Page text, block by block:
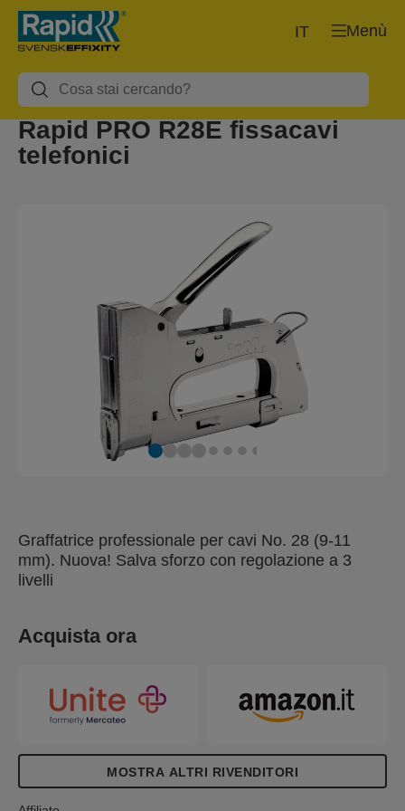
Menù
IT
Rapid PRO R28E fissacavi
telefonici
Graffatrice professionale per cavi No. 28 (9-11
mm). Nuova! Salva sforzo con regolazione a 3
livelli
Acquista ora
MOSTRA ALTRI RIVENDITORI